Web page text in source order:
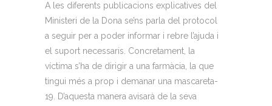
A les diferents publicacions explicatives del
Ministeri de la Dona se’ns parla del protocol
a seguir per a poder informar i rebre l’ajuda i
el suport necessaris. Concretament, la
víctima s’ha de dirigir a una farmàcia, la que
tingui més a prop i demanar una mascareta-
19. D’aquesta manera avisarà de la seva